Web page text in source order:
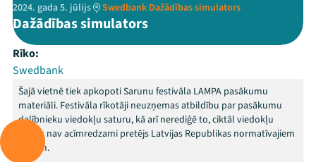
2024. gada 5. jūlijs Swedbank Dažādības simulators
Dažādības simulators
Rīko:
Swedbank
Šajā vietnē tiek apkopoti Sarunu festivāla LAMPA pasākumu
materiāli. Festivāla rīkotāji neuzņemas atbildību par pasākumu
dalībnieku viedokļu saturu, kā arī nerediģē to, ciktāl viedokļu
saturs nav acīmredzami pretējs Latvijas Republikas normatīvajiem
aktiem.